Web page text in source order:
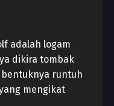
adalah logam
dikira tombak
runtuh
mengikat